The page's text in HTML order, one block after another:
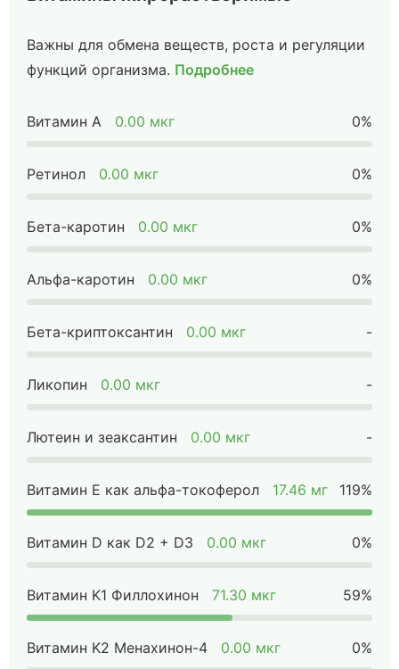
Важны для обмена веществ, роста и регуляции
функций организма. Подробнее
Витамин А 0.00 мкг 0%
Ретинол 0.00 мкг 0%
Бета-каротин 0.00 мкг 0%
Альфа-каротин 0.00 мкг 0%
Бета-криптоксантин 0.00 мкг -
Ликопин 0.00 мкг -
Лютеин и зеаксантин 0.00 мкг -
Витамин Е как альфа-токоферол 17.46 мг 119%
Витамин D как D2 + D3 0.00 мкг 0%
Витамин K1 Филлохинон 71.30 мкг 59%
Витамин K2 Менахинон-4 0.00 мкг 0%